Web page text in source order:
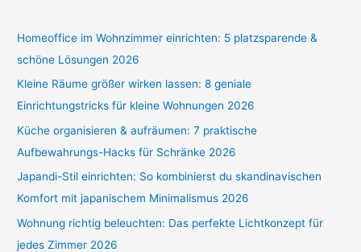
Homeoffice im Wohnzimmer einrichten: 5 platzsparende &
schöne Lösungen 2026
Kleine Räume größer wirken lassen: 8 geniale
Einrichtungstricks für kleine Wohnungen 2026
Küche organisieren & aufräumen: 7 praktische
Aufbewahrungs-Hacks für Schränke 2026
Japandi-Stil einrichten: So kombinierst du skandinavischen
Komfort mit japanischem Minimalismus 2026
Wohnung richtig beleuchten: Das perfekte Lichtkonzept für
jedes Zimmer 2026